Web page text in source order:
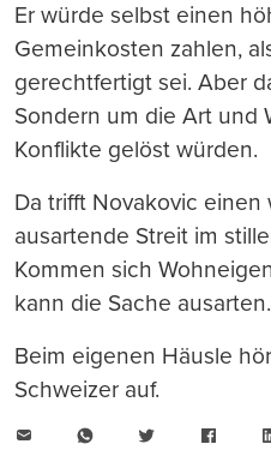
Er würde selbst einen
Gemeinkosten zahlen,
gerechtfertigt sei. Aber
Sondern um die Art und
Konflikte gelöst würden.
Da trifft Novakovic
ausartende Streit im
Kommen sich
kann die Sache ausarten.
Beim eigenen Häusle
Schweizer auf.
WhatsAppTwitter